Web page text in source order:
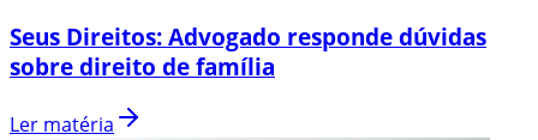
Seus Direitos: Advogado responde dúvidas
sobre direito de família
Ler matéria